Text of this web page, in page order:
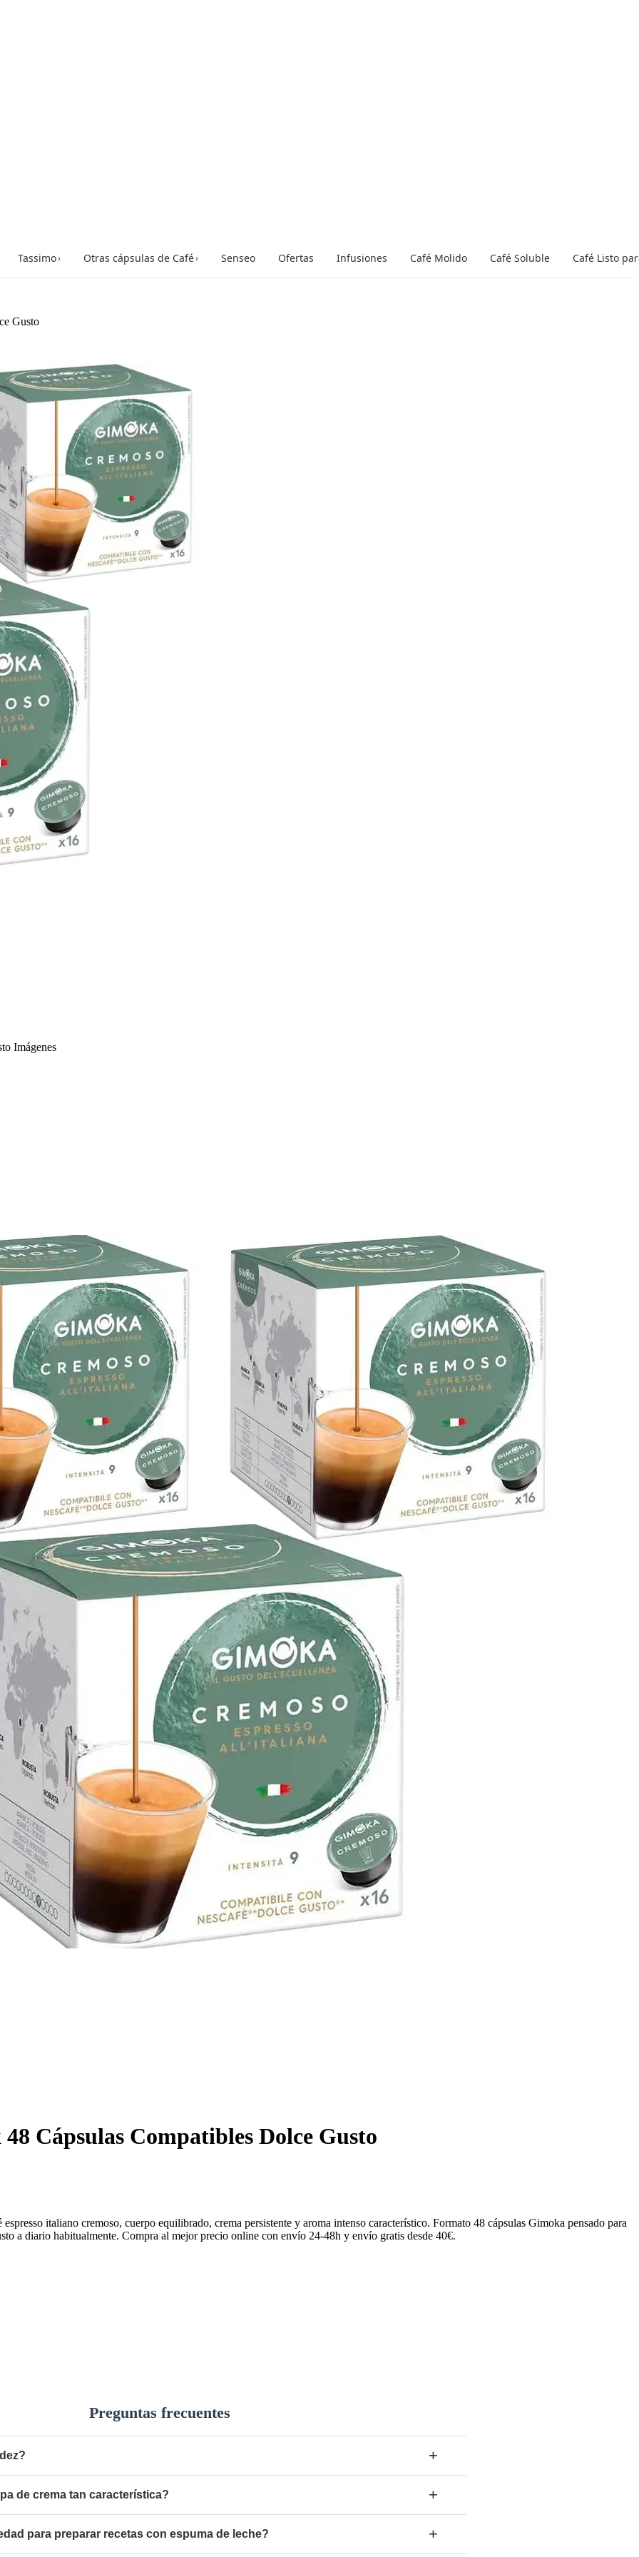
Tassimo› Otras cápsulas de Café› Senseo Ofertas Infusiones Café Molido Café Soluble Café Listo
Gusto
Imágenes
Cápsulas Compatibles Dolce Gusto
italiano cremoso, cuerpo equilibrado, crema persistente y aroma intenso característico. Formato 48 cápsulas Gimoka pensado para
a diario habitualmente. Compra al mejor precio online con envío 24-48h y envío gratis desde 40€.
Preguntas frecuentes
+
de crema tan característica? +
para preparar recetas con espuma de leche? +